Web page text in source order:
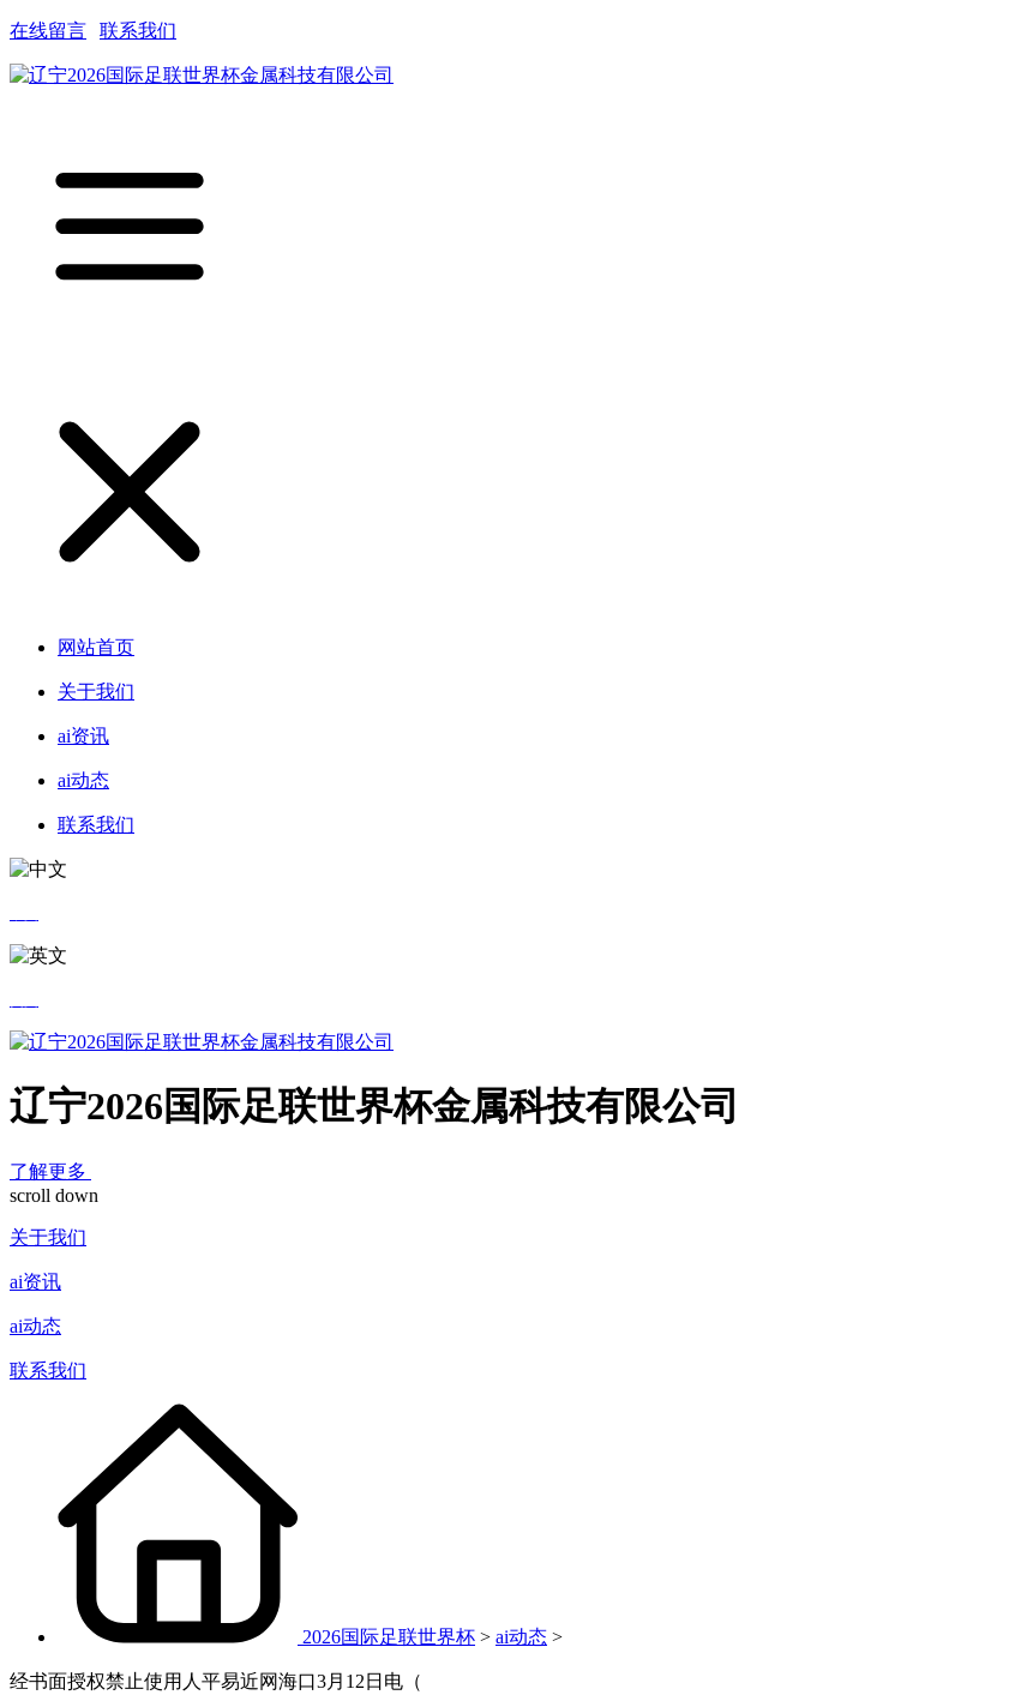
在线留言 联系我们
网站首页
关于我们
ai资讯
ai动态
联系我们
辽宁2026国际足联世界杯金属科技有限公司
了解更多
scroll down
关于我们
ai资讯
ai动态
联系我们
2026国际足联世界杯 > ai动态 >
经书面授权禁止使用人平易近网海口3月12日电（